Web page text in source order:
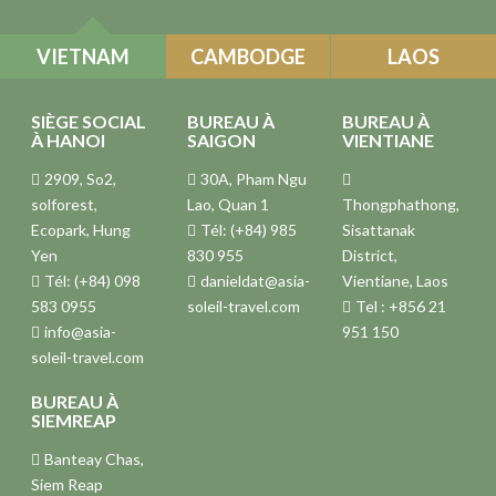
VIETNAM CAMBODGE LAOS
SIÈGE SOCIAL
À HANOI
2909, So2,
solforest,
Ecopark, Hung
Yen
Tél: (+84) 098
583 0955
info@asia-
soleil-travel.com
BUREAU À
SAIGON
30A, Pham Ngu
Lao, Quan 1
Tél: (+84) 985
830 955
danieldat@asia-
soleil-travel.com
BUREAU À
VIENTIANE
Thongphathong,
Sisattanak
District,
Vientiane, Laos
Tel : +856 21
951 150
BUREAU À
SIEMREAP
Banteay Chas,
Siem Reap